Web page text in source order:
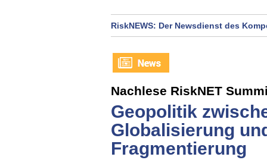
RiskNEWS: Der Newsdienst des
Nachlese RiskNET
Geopolitik
Globalisierung
Fragmentierung